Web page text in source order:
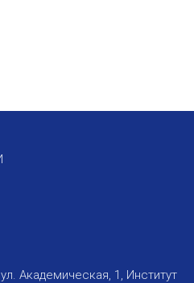
Академическая, 1, Институт